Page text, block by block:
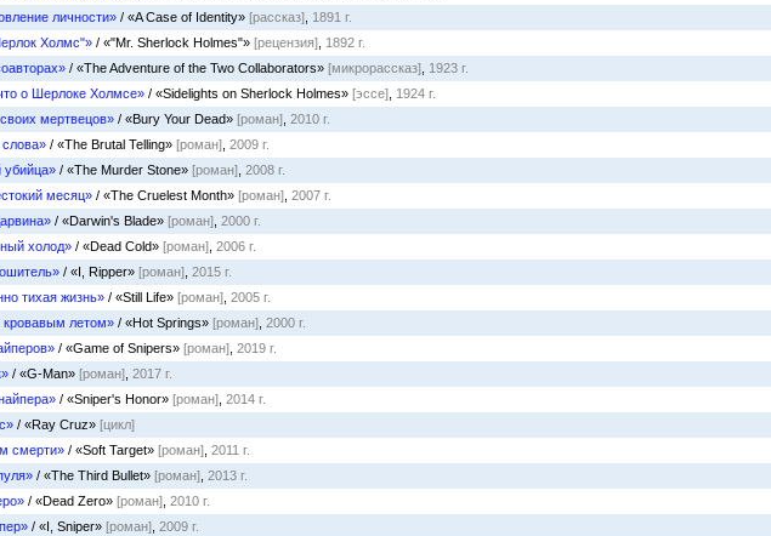
личности» / «A Case of Identity» [рассказ] 1891 г.
Холмс"» / «"Mr. Sherlock Holmes"» [рецензия] 1892 г.
/ «The Adventure of the Two Collaborators» [микрорассказ] 1923 г.
о Шерлоке Холмсе» / «Sidelights on Sherlock Holmes» [эссе] 1924 г.
мертвецов» / «Bury Your Dead» [роман] 2010 г.
/ «The Brutal Telling» [роман] 2009 г.
/ «The Murder Stone» [роман] 2008 г.
месяц» / «The Cruelest Month» [роман] 2007 г.
/ «Darwin's Blade» [роман] 2000 г.
холод» / «Dead Cold» [роман] 2006 г.
/ «I, Ripper» [роман] 2015 г.
тихая жизнь» / «Still Life» [роман] 2005 г.
летом» / «Hot Springs» [роман] 2000 г.
/ «Game of Snipers» [роман] 2019 г.
/ «G-Man» [роман] 2017 г.
/ «Sniper's Honor» [роман] 2014 г.
/ «Ray Cruz» [цикл]
смерти» / «Soft Target» [роман] 2011 г.
/ «The Third Bullet» [роман] 2013 г.
/ «Dead Zero» [роман] 2010 г.
/ «I, Sniper» [роман] 2009 г.